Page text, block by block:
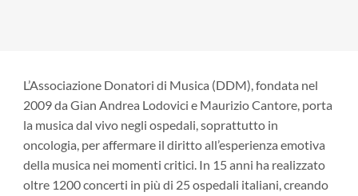
L’Associazione Donatori di Musica (DDM), fondata nel
2009 da Gian Andrea Lodovici e Maurizio Cantore, porta
la musica dal vivo negli ospedali, soprattutto in
oncologia, per affermare il diritto all’esperienza emotiva
della musica nei momenti critici. In 15 anni ha realizzato
oltre 1200 concerti in più di 25 ospedali italiani, creando